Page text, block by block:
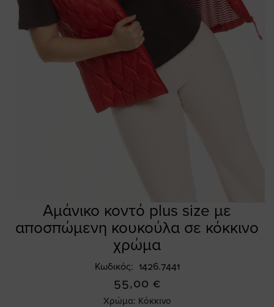
Αμάνικο κοντό plus size με
αποσπώμενη κουκούλα σε κόκκινο
χρώμα
Κωδικός 1426.7441
55,00 €
Χρώμα: Κόκκινο
the